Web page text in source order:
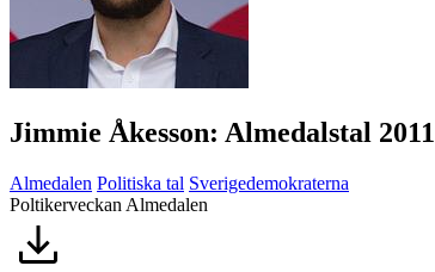
Jimmie Åkesson: Almedalstal 2011
Almedalen Politiska tal Sverigedemokraterna
Poltikerveckan Almedalen